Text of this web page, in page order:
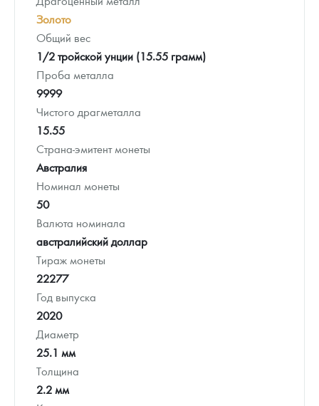
Золото
Общий вес
1/2 тройской унции (15.55 грамм)
Проба металла
9999
Чистого драгметалла
15.55
Страна-эмитент монеты
Австралия
Номинал монеты
50
Валюта номинала
австралийский доллар
Тираж монеты
22277
Год выпуска
2020
Диаметр
25.1 мм
Толщина
2.2 мм